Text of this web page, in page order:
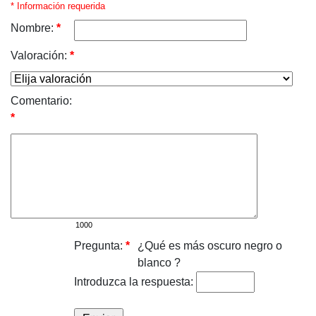
* Información requerida
Nombre: *
Valoración: *
Comentario:
*
Pregunta: *
¿Qué es más oscuro negro o
blanco ?
Introduzca la respuesta: